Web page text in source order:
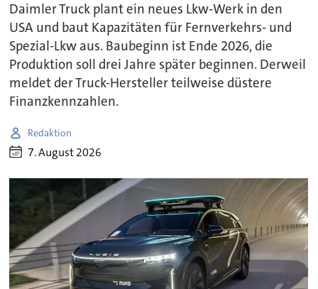
Daimler Truck plant ein neues Lkw-Werk in den
USA und baut Kapazitäten für Fernverkehrs- und
Spezial-Lkw aus. Baubeginn ist Ende 2026, die
Produktion soll drei Jahre später beginnen. Derweil
meldet der Truck-Hersteller teilweise düstere
Finanzkennzahlen.
Redaktion
7. August 2026